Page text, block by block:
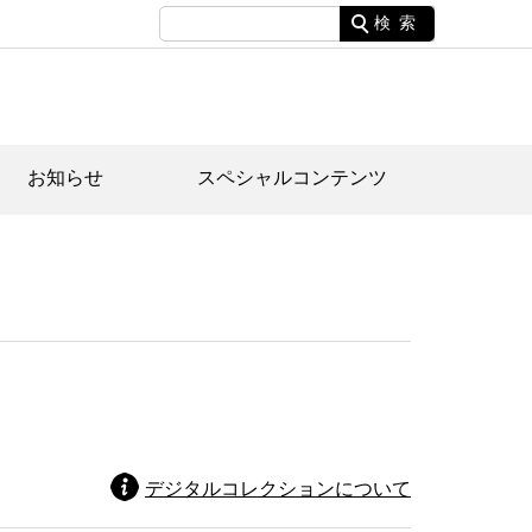
検索
お知らせ スペシャルコンテンツ
デジタルコレクションについて